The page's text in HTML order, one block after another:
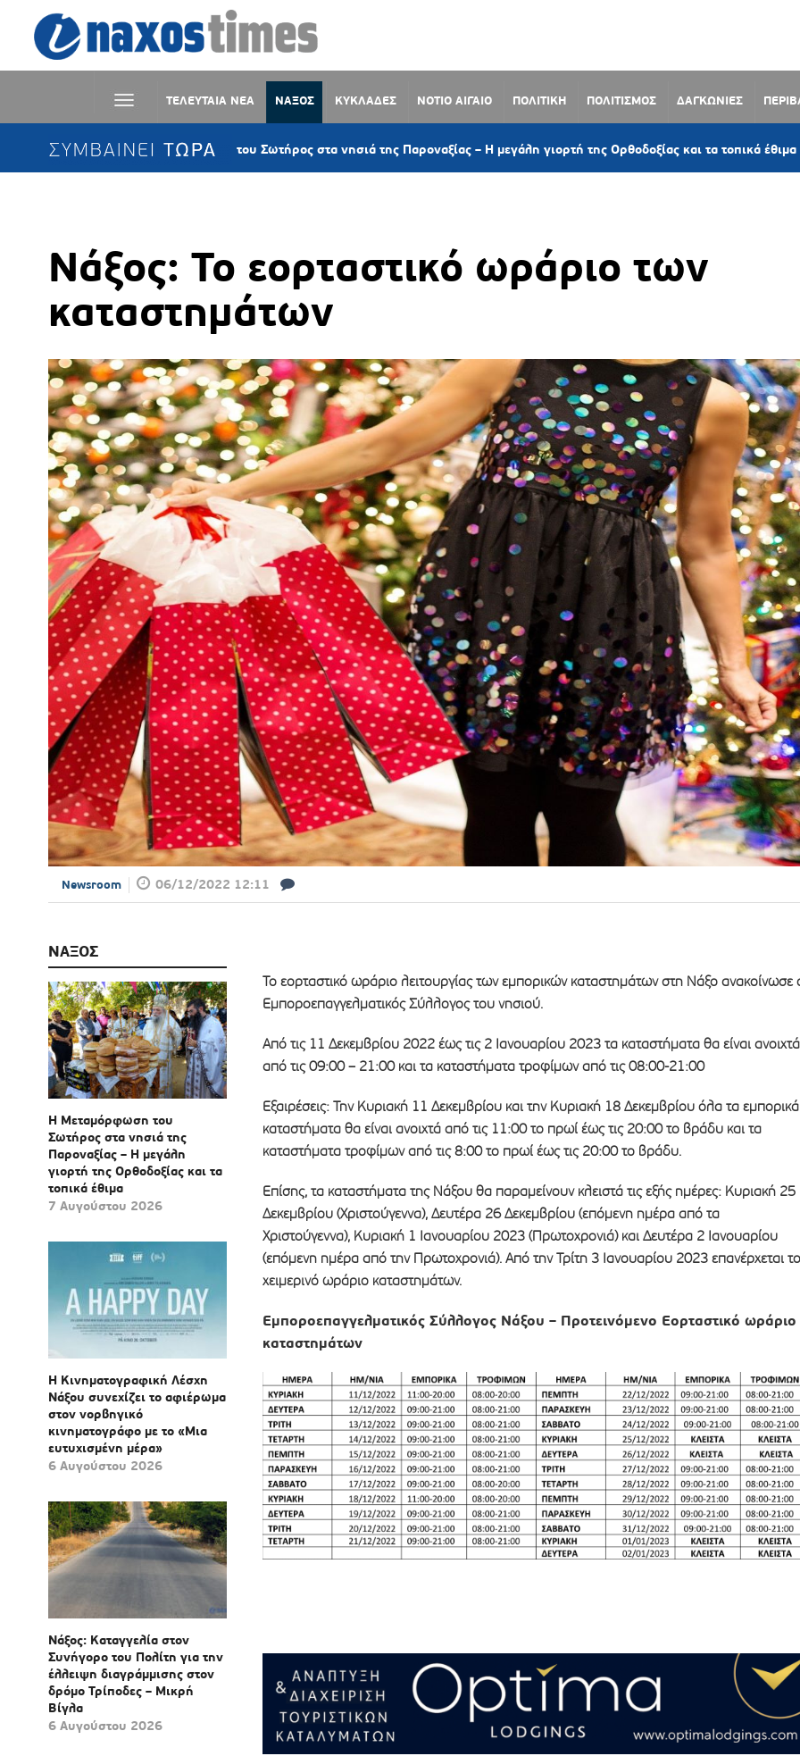
ΤΕΛΕΥΤΑΙΑ ΝΕΑ ΝΑΞΟΣ ΚΥΚΛΑΔΕΣ ΝΟΤΙΟ ΑΙΓΑΙΟ ΠΟΛΙΤΙΚΗ ΠΟΛΙΤΙΣΜΟΣ ΔΑΓΚΩΝΙΕΣ
ΣΥΜΒΑΙΝΕΙ ΤΩΡΑ
Η Μεταμόρφωση του Σωτήρος στα νησιά της Παροναξίας – Η μεγάλη γιορτή της Ορθοδοξίας και τα τοπικά έθιμα 4
Νάξος: Το εορταστικό ωράριο των
καταστημάτων
Newsroom 06/12/2022 12:11
ΝΑΞΟΣ
Η Μεταμόρφωση του
Σωτήρος στα νησιά της
Παροναξίας – Η μεγάλη
γιορτή της Ορθοδοξίας και τα
τοπικά έθιμα
7 Αυγούστου 2026
Η Κινηματογραφική Λέσχη
Νάξου συνεχίζει το αφιέρωμα
στον νορβηγικό
κινηματογράφο με το «Μια
ευτυχισμένη μέρα»
6 Αυγούστου 2026
Νάξος: Καταγγελία στον
Συνήγορο του Πολίτη για την
έλλειψη διαγράμμισης στον
δρόμο Τρίποδες – Μικρή
Βίγλα
6 Αυγούστου 2026
Το εορταστικό ωράριο λειτουργίας των εμπορικών καταστημάτων στη Νάξο ανακοίνωσε
Εμποροεπαγγελματικός Σύλλογος του νησιού.
Από τις 11 Δεκεμβρίου 2022 έως τις 2 Ιανουαρίου 2023 τα καταστήματα θα είναι ανοιχτά
από τις 09:00 – 21:00 και τα καταστήματα τροφίμων από τις 08:00-21:00
Εξαιρέσεις: Την Κυριακή 11 Δεκεμβρίου και την Κυριακή 18 Δεκεμβρίου όλα τα εμπορικά
καταστήματα θα είναι ανοιχτά από τις 11:00 το πρωί έως τις 20:00 το βράδυ και τα
καταστήματα τροφίμων από τις 8:00 το πρωί έως τις 20:00 το βράδυ.
Επίσης, τα καταστήματα της Νάξου θα παραμείνουν κλειστά τις εξής ημέρες: Κυριακή 25
Δεκεμβρίου (Χριστούγεννα), Δευτέρα 26 Δεκεμβρίου (επόμενη ημέρα από τα
Χριστούγεννα), Κυριακή 1 Ιανουαρίου 2023 (Πρωτοχρονιά) και Δευτέρα 2 Ιανουαρίου
(επόμενη ημέρα από την Πρωτοχρονιά). Από την Τρίτη 3 Ιανουαρίου 2023 επανέρχεται το
χειμερινό ωράριο καταστημάτων.
Εμποροεπαγγελματικός Σύλλογος Νάξου – Προτεινόμενο Εορταστικό ωράριο
καταστημάτων